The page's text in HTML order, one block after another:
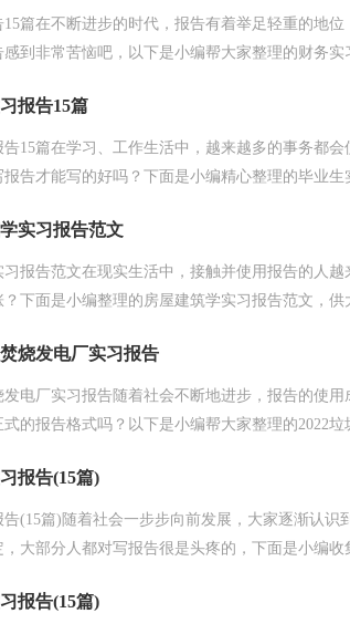
15篇在不断进步的时代，报告有着举足轻重的地
到非常苦恼吧，以下是小编帮大家整理的财务实
报告15篇
15篇在学习、工作生活中，越来越多的事务都
告才能写的好吗？下面是小编精心整理的毕业生
实习报告范文
习报告范文在现实生活中，接触并使用报告的人
？下面是小编整理的房屋建筑学实习报告范文，供
烧发电厂实习报告
发电厂实习报告随着社会不断地进步，报告的使
的报告格式吗？以下是小编帮大家整理的2022垃
报告(15篇)
(15篇)随着社会一步步向前发展，大家逐渐认
大部分人都对写报告很是头疼的，下面是小编收
报告(15篇)